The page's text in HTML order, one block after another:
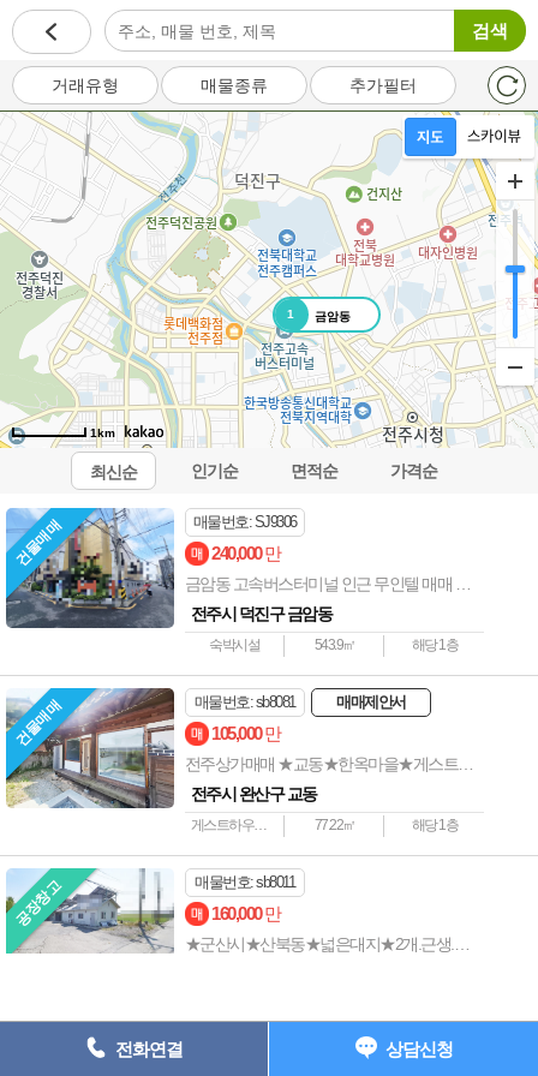
검색
거래유형 매물종류 추가필터
1 금암동
1km
최신순 인기순 면적순 가격순
건물매매 매물번호: SJ9306
240,000만
전주시 덕진구 금암동
숙박시설 543.9㎡ 해당 1층
건물매매 매물번호: sb8081 매매제안서
105,000만
전주시 완산구 교동
게스트하우스., 한옥체험 77.22㎡ 해당 1층
공장창고 매물번호: sb8011
160,000만
이용약관 개인정보처리방침 이메일무단수집거부
상호명 : 전주사랑방부동산 ┃ 대표자 : 전준길 ┃ 사업자등록번호 : 538-
05-01907 ┃
주소: 전주시 완산구 중화산동2가 735-7 202호 ┃ 등록번호 : 45111-
2023-00001
전화 : 063-227-1117 ┃ 팩스 : 063-224-1118 e-
mail : junkil3216@naver.com
Copyright ⓒ 전주상가사랑 All Rights Reserved.
063) 227-1117
전화연결 상담신청